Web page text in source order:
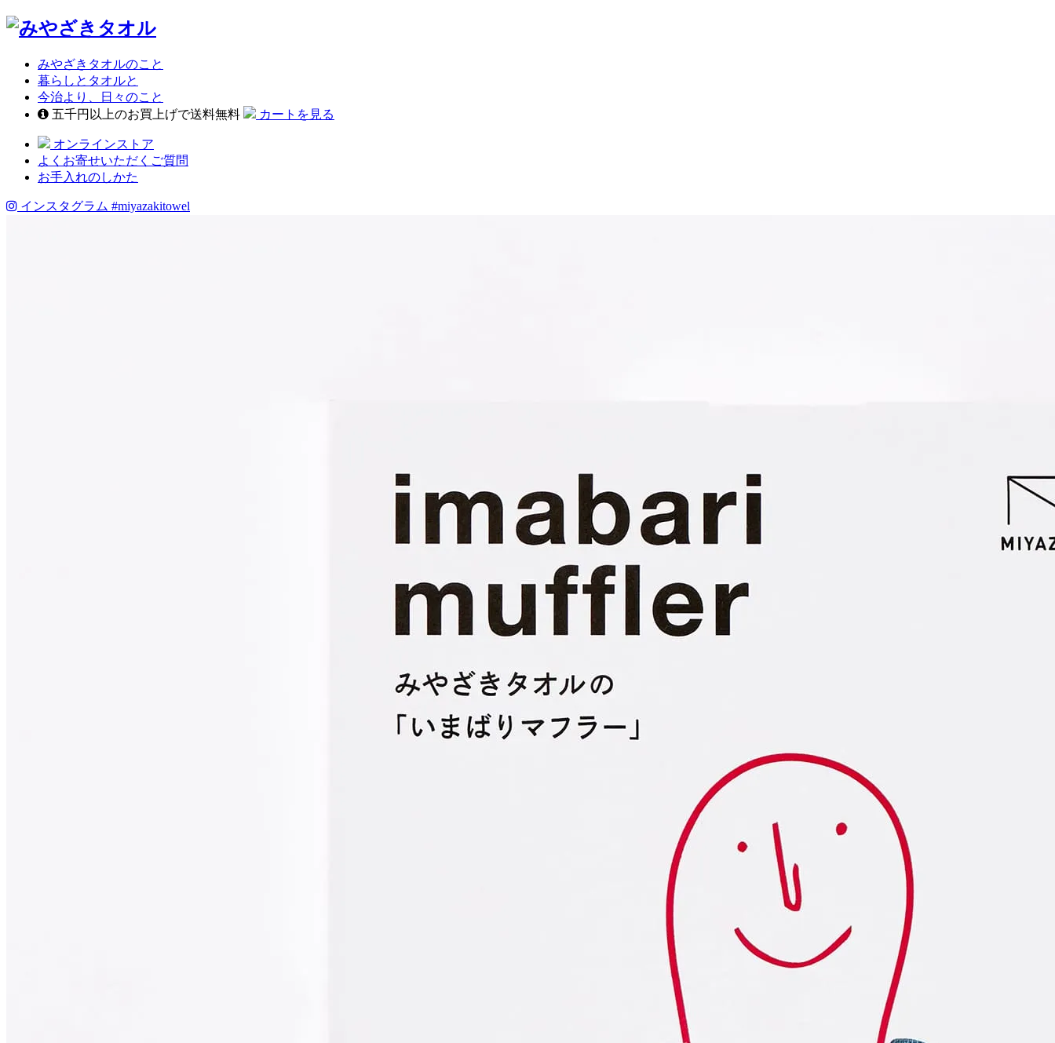
みやざきタオルのこと
暮らしとタオルと
今治より、日々のこと
五千円以上のお買上げで送料無料
カートを見る
オンラインストア
よくお寄せいただくご質問
お手入れのしかた
インスタグラム #miyazakitowel